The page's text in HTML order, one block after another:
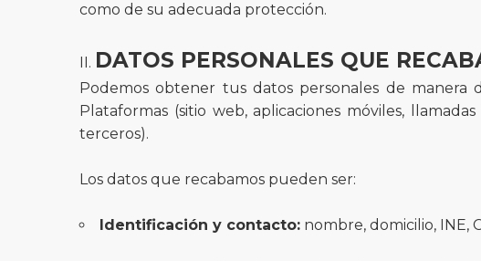
como de su adecuada protección.
DATOS PERSONALES QUE
Podemos obtener tus datos personales de
Plataformas (sitio web, aplicaciones móviles,
terceros).
Los datos que recabamos pueden ser:
Identificación y contacto: nombre, domicilio, INE,